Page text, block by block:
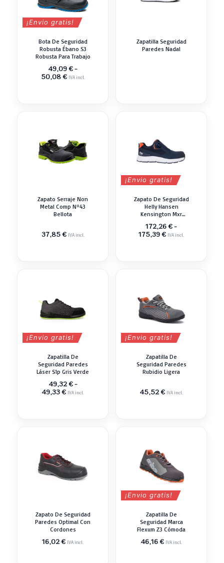
¡Envio gratis!
Bota De Seguridad
Robusta Ébano S3
Robusta Para Trabajo
49,09€-
50,08€Rango
IVA incl.
Zapatilla Seguridad
Paredes Nadal
Zapato Serraje Non
Metal Comp Nº43
Bellota
37,85€ IVA incl.
¡Envio gratis!
Zapato De Seguridad
Helly Hansen
Kensington Mxr
172,26€-
175,39€Rango
IVA incl.
¡Envio gratis!
Zapatilla De
Seguridad Paredes
Láser S1p Gris Verde
49,32€-
49,33€Rango
IVA incl.
¡Envio gratis!
Zapatilla De
Seguridad Paredes
Rubidio Ligera
45,52€ IVA incl.
Zapato De Seguridad
Paredes Optimal Con
Cordones
16,02€ IVA incl.
¡Envio gratis!
Zapatilla De
Seguridad Marca
Flexum Z3 Cómoda
46,16€ IVA incl.